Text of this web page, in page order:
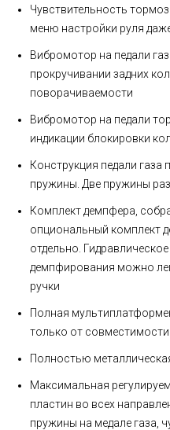
Чувствительность
меню настройки руля
Вибромотор на педали
прокручивании задних
поворачиваемости
Вибромотор на педали
индикации блокировки
Конструкция педали газа
пружины. Две пружины
Комплект демпфера,
опциональный комплект
отдельно.
демпфирования можно
ручки
Полная
только от
Полностью
Максимальная
пластин во всех
пружины на медале газа,